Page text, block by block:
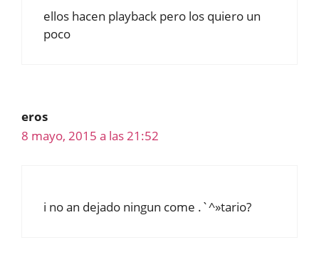
ellos hacen playback pero los quiero un
poco
eros
8 mayo, 2015 a las 21:52
i no an dejado ningun come .`^»tario?